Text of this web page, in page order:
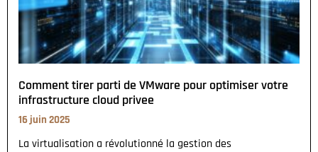
Comment tirer parti de VMware pour optimiser votre
infrastructure cloud privee
16 juin 2025
La virtualisation a révolutionné la gestion des